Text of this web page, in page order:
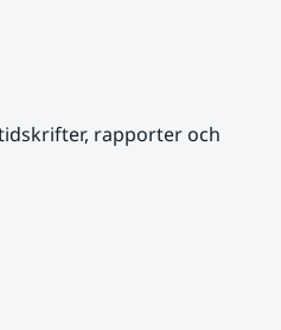
rapporter och